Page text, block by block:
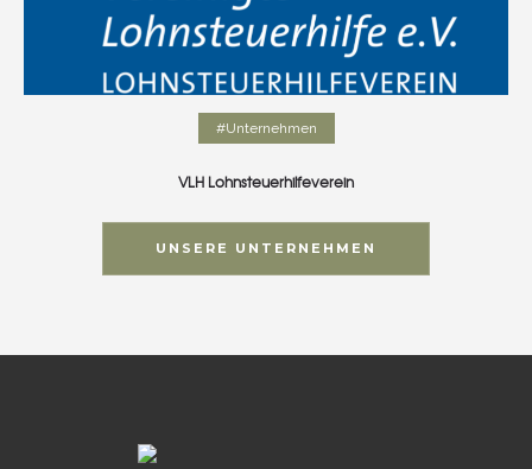
#Unternehmen
VLH Lohnsteuerhilfeverein
UNSERE UNTERNEHMEN